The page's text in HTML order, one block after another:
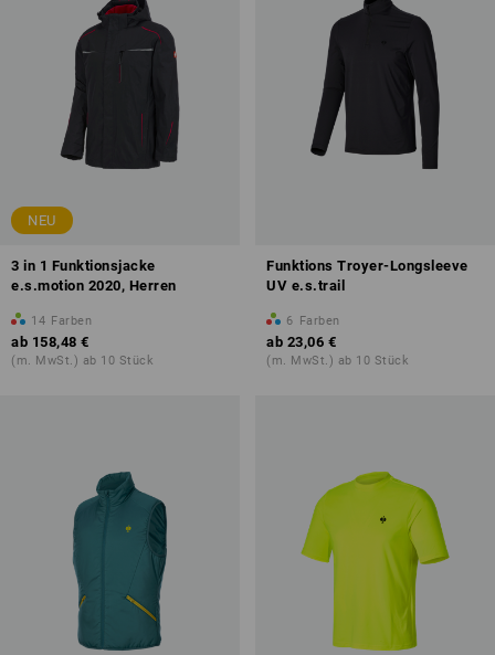
NEU
3 in 1 Funktionsjacke
e.s.motion 2020, Herren
14 Farben
ab 158,48 €
(m. MwSt.) ab 10 Stück
Funktions Troyer-Longsleeve
UV e.s.trail
6 Farben
ab 23,06 €
(m. MwSt.) ab 10 Stück